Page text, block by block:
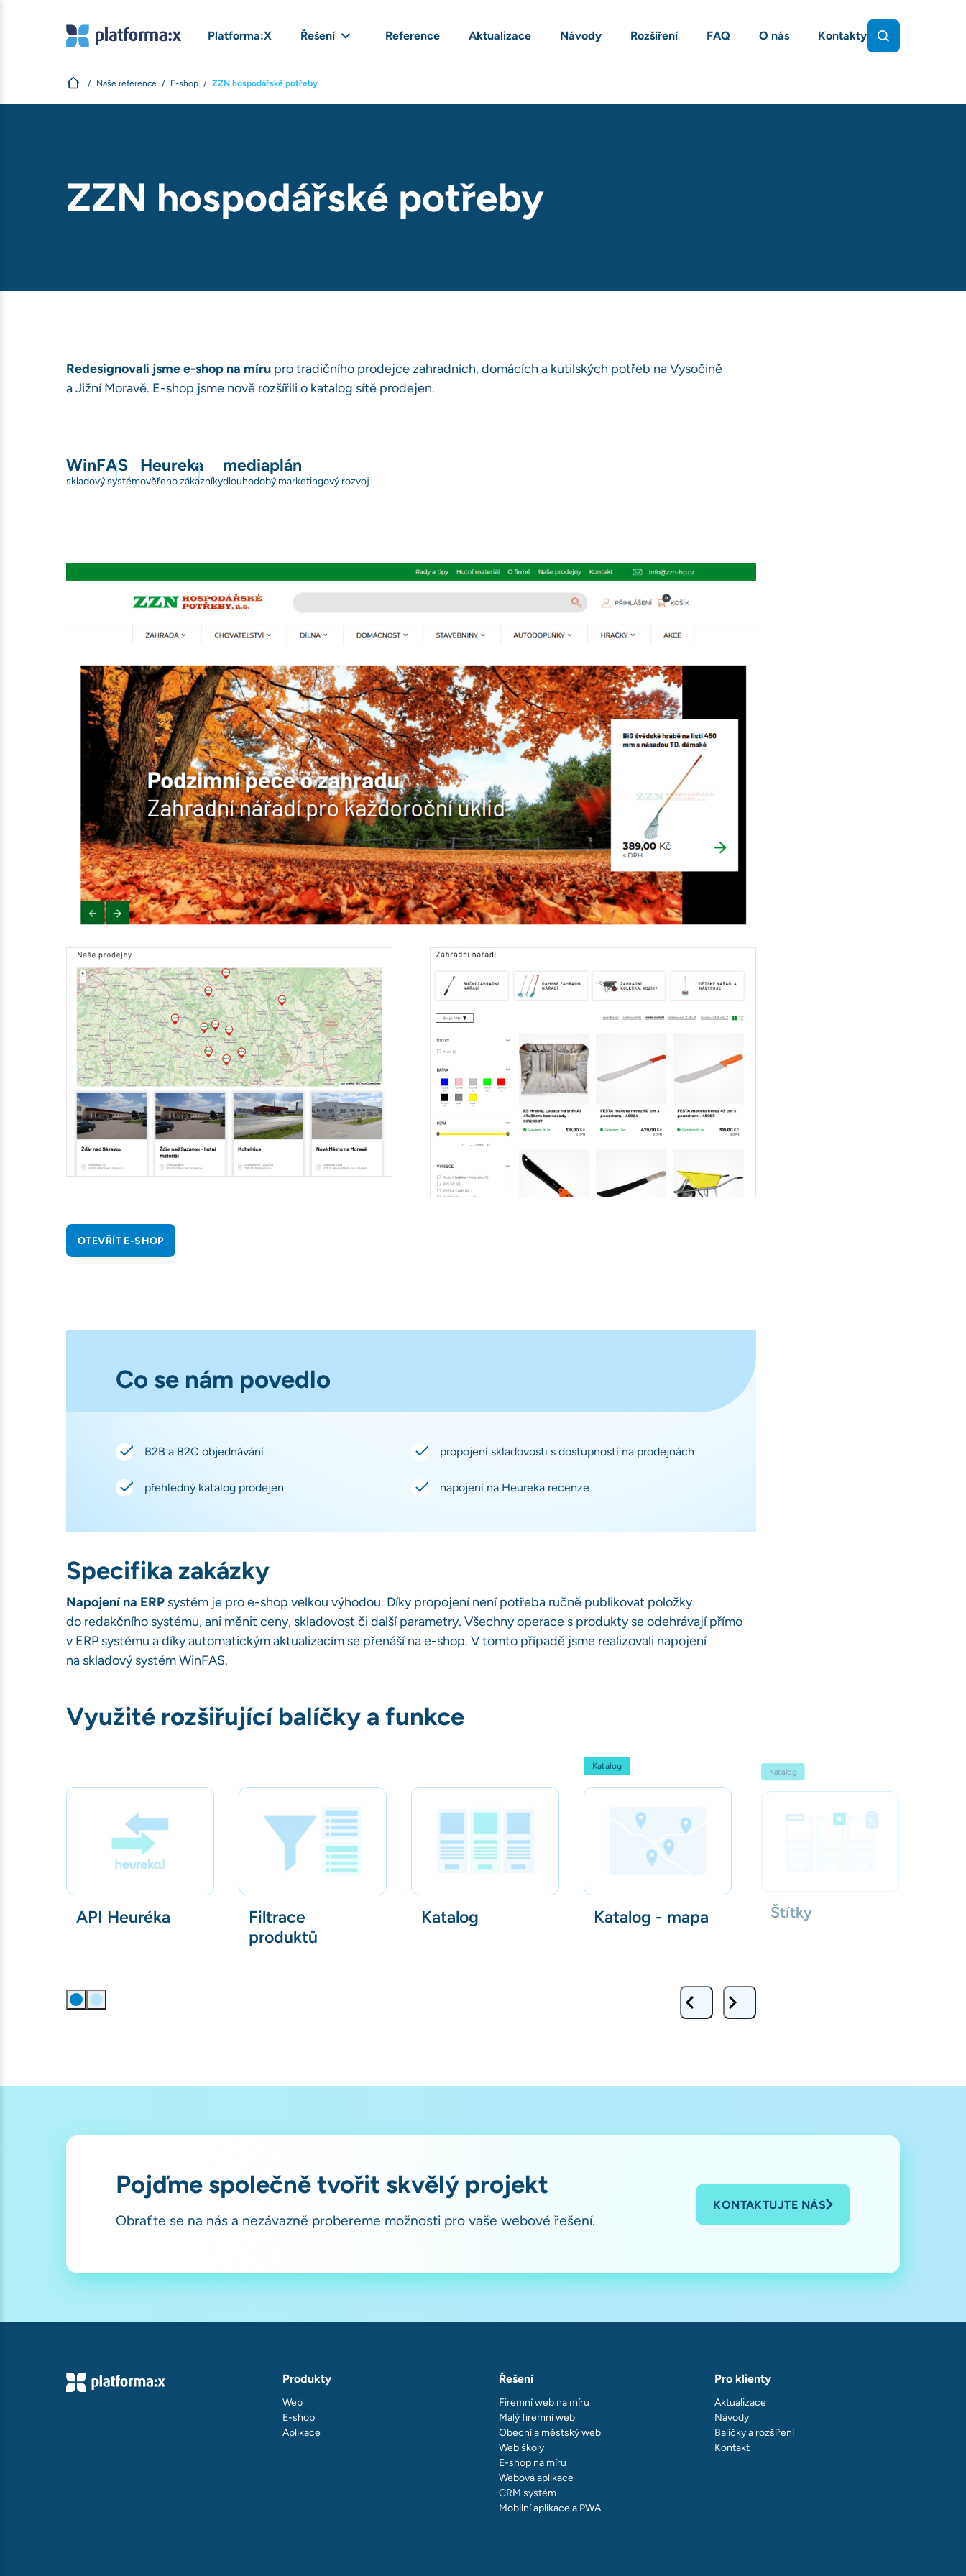
Platforma:X Řešení Reference Aktualizace Návody Rozšíření FAQ O nás Kontakty
Naše reference E-shop ZZN hospodářské potřeby
ZZN hospodářské potřeby
Redesignovali jsme e-shop na míru pro tradičního prodejce zahradních, domácích a kutilských potřeb na Vysočině
a Jižní Moravě. E-shop jsme nově rozšířili o katalog sítě prodejen.
WinFAS
skladový systém
Heureka
ověřeno zákazníky
mediaplán
dlouhodobý marketingový rozvoj
OTEVŘÍT E-SHOP
Co se nám povedlo
B2B a B2C objednávání propojení skladovosti s dostupností na prodejnách
přehledný katalog prodejen napojení na Heureka recenze
Specifika zakázky
Napojení na ERP systém je pro e-shop velkou výhodou. Díky propojení není potřeba ručně publikovat položky
do redakčního systému, ani měnit ceny, skladovost či další parametry. Všechny operace s produkty se odehrávají přímo
v ERP systému a díky automatickým aktualizacím se přenáší na e-shop. V tomto případě jsme realizovali napojení
na skladový systém WinFAS.
Využité rozšiřující balíčky a funkce
API Heuréka
Filtrace
produktů
Katalog
Katalog
Katalog - mapa
Katalog
Štítky
Pojďme společně tvořit skvělý projekt
Obraťte se na nás a nezávazně probereme možnosti pro vaše webové řešení.
KONTAKTUJTE NÁS
Produkty
Web
E-shop
Aplikace
Řešení
Firemní web na míru
Malý firemní web
Obecní a městský web
Web školy
E-shop na míru
Webová aplikace
CRM systém
Mobilní aplikace a PWA
Pro klienty
Aktualizace
Návody
Balíčky a rozšíření
Kontakt